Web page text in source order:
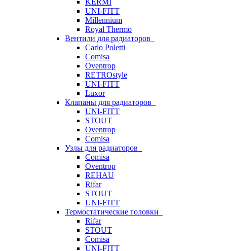
KERMI
UNI-FITT
Millennium
Royal Thermo
Вентили для радиаторов
Carlo Poletti
Comisa
Oventrop
RETROstyle
UNI-FITT
Luxor
Клапаны для радиаторов
UNI-FITT
STOUT
Oventrop
Comisa
Узлы для радиаторов
Comisa
Oventrop
REHAU
Rifar
STOUT
UNI-FITT
Термостатические головки
Rifar
STOUT
Comisa
UNI-FITT